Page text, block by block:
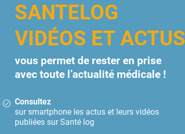
SANTELOG
VIDÉOS ET ACTUS
vous permet de rester en prise
avec toute l’actualité médicale !
Consultez
sur smartphone les actus et leurs vidéos
publiées sur Santé log